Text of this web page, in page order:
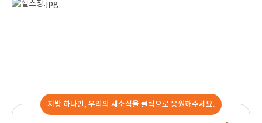
지방 하나만, 우리의 새소식을 클릭으로 응원해주세요.